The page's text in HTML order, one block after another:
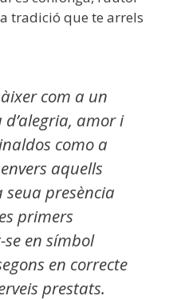
tradició que te arrels
com a un
amor i
como a
aquells
presència
primers
en símbol
en correcte
prestats.